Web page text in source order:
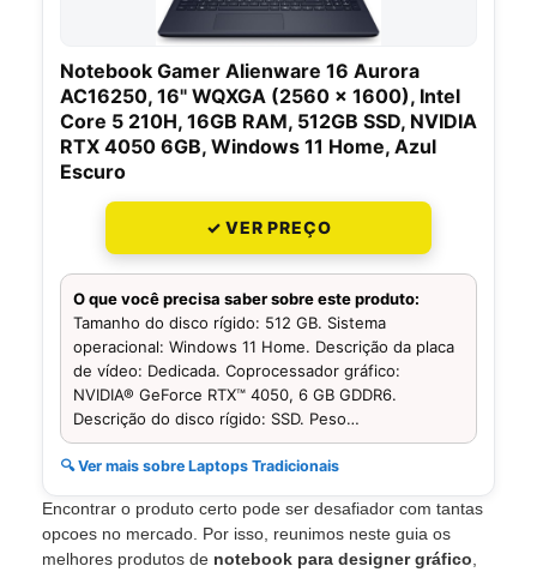
Notebook Gamer Alienware 16 Aurora
AC16250, 16" WQXGA (2560 x 1600), Intel
Core 5 210H, 16GB RAM, 512GB SSD, NVIDIA
RTX 4050 6GB, Windows 11 Home, Azul
Escuro
✓ VER PREÇO
O que você precisa saber sobre este produto:
Tamanho do disco rígido: 512 GB. Sistema
operacional: Windows 11 Home. Descrição da placa
de vídeo: Dedicada. Coprocessador gráfico:
NVIDIA® GeForce RTX™ 4050, 6 GB GDDR6.
Descrição do disco rígido: SSD. Peso…
🔍 Ver mais sobre Laptops Tradicionais
Encontrar o produto certo pode ser desafiador com tantas
opcoes no mercado. Por isso, reunimos neste guia os
melhores produtos de notebook para designer gráfico